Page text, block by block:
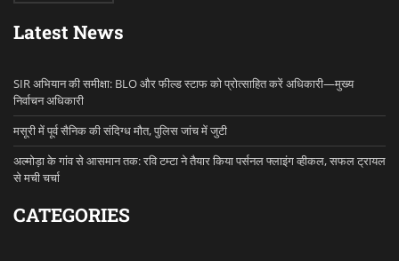
Latest News
SIR अभियान की समीक्षा: BLO और फील्ड स्टाफ को प्रोत्साहित करें अधिकारी—मुख्य
निर्वाचन अधिकारी
मसूरी में पूर्व सैनिक की संदिग्ध मौत, पुलिस जांच में जुटी
अल्मोड़ा के गांव से आसमान तक: रवि टम्टा ने तैयार किया पर्सनल फ्लाइंग व्हीकल, सफल ट्रायल
से मची चर्चा
CATEGORIES